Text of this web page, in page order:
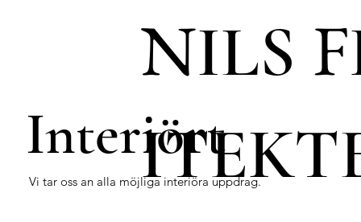
NILS F
Interiört
Vi tar oss an alla möjliga interiöra uppdrag.